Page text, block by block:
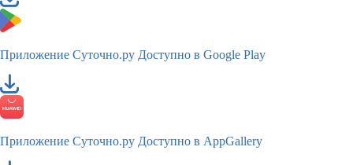
Приложение Суточно.ру Доступно в Google Play
Приложение Суточно.ру Доступно в AppGallery